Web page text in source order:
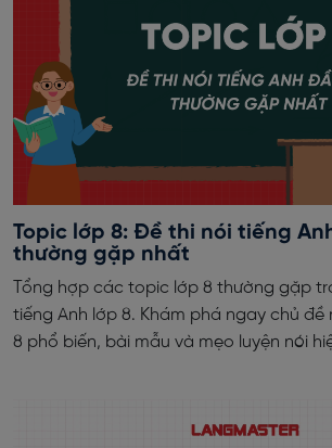
Topic lớp 8: Đề thi nói tiếng
thường gặp nhất
Tổng hợp các topic lớp 8 thường gặp
tiếng Anh lớp 8. Khám phá ngay chủ đề
8 phổ biến, bài mẫu và mẹo luyện nói